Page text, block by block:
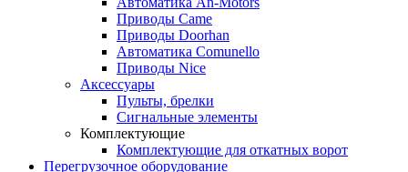
Приводы Came
Приводы Doorhan
Автоматика Comunello
Приводы Nice
Аксессуары
Пульты, брелки
Сигнальные элементы
Комплектующие
Комплектующие для откатных ворот
Перегрузочное оборудование